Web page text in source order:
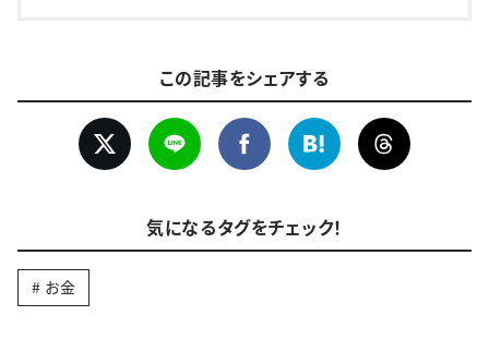
この記事をシェアする
気になるタグをチェック！
お金